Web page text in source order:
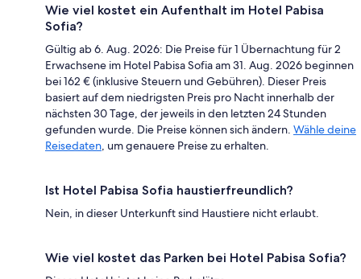
Wie viel kostet ein Aufenthalt im Hotel Pabisa
Sofia?
Gültig ab 6. Aug. 2026: Die Preise für 1 Übernachtung für 2
Erwachsene im Hotel Pabisa Sofia am 31. Aug. 2026 beginnen
bei 162 € (inklusive Steuern und Gebühren). Dieser Preis
basiert auf dem niedrigsten Preis pro Nacht innerhalb der
nächsten 30 Tage, der jeweils in den letzten 24 Stunden
gefunden wurde. Die Preise können sich ändern. Wähle deine
Reisedaten , um genauere Preise zu erhalten.
Ist Hotel Pabisa Sofia haustierfreundlich?
Nein, in dieser Unterkunft sind Haustiere nicht erlaubt.
Wie viel kostet das Parken bei Hotel Pabisa Sofia?